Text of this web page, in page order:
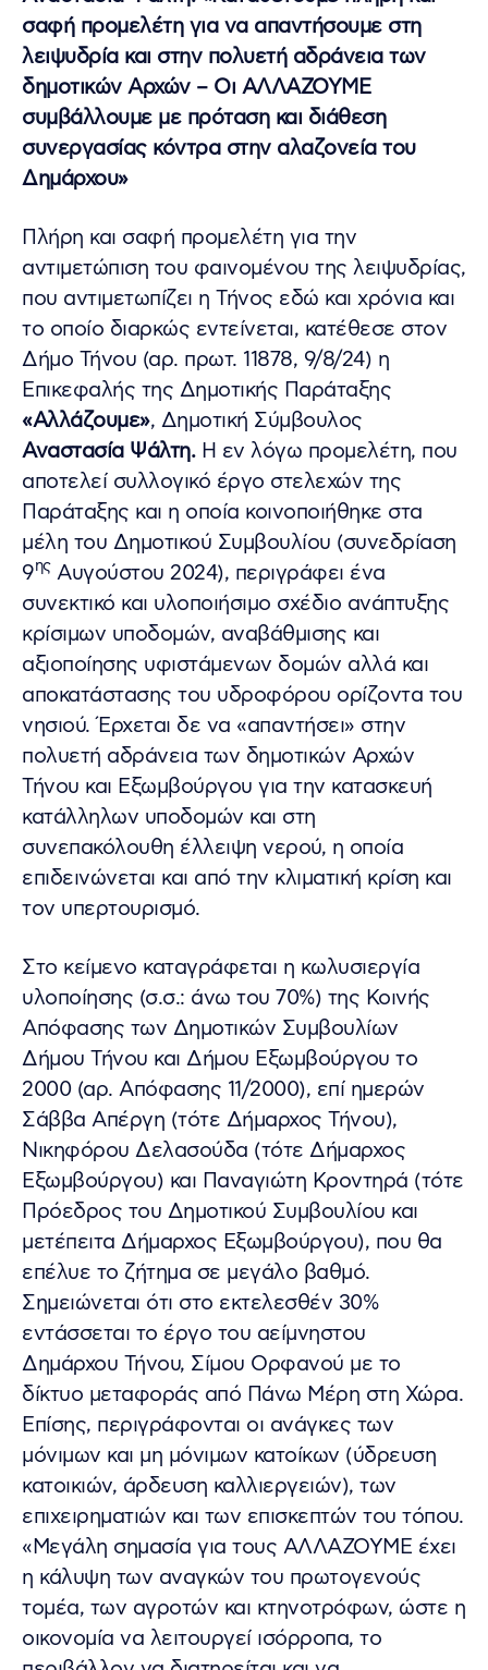
σαφή προμελέτη για να απαντήσουμε στη
λειψυδρία και στην πολυετή αδράνεια των
δημοτικών Αρχών – Οι ΑΛΛΑΖΟΥΜΕ
συμβάλλουμε με πρόταση και διάθεση
συνεργασίας κόντρα στην αλαζονεία του
Δημάρχου»
Πλήρη και σαφή προμελέτη για την
αντιμετώπιση του φαινομένου της λειψυδρίας,
που αντιμετωπίζει η Τήνος εδώ και χρόνια και
το οποίο διαρκώς εντείνεται, κατέθεσε στον
Δήμο Τήνου (αρ. πρωτ. 11878, 9/8/24) η
Επικεφαλής της Δημοτικής Παράταξης
«Αλλάζουμε», Δημοτική Σύμβουλος
Αναστασία Ψάλτη. Η εν λόγω προμελέτη, που
αποτελεί συλλογικό έργο στελεχών της
Παράταξης και η οποία κοινοποιήθηκε στα
μέλη του Δημοτικού Συμβουλίου (συνεδρίαση
9ηςΑυγούστου 2024), περιγράφει ένα
συνεκτικό και υλοποιήσιμο σχέδιο ανάπτυξης
κρίσιμων υποδομών, αναβάθμισης και
αξιοποίησης υφιστάμενων δομών αλλά και
αποκατάστασης του υδροφόρου ορίζοντα του
νησιού. Έρχεται δε να «απαντήσει» στην
πολυετή αδράνεια των δημοτικών Αρχών
Τήνου και Εξωμβούργου για την κατασκευή
κατάλληλων υποδομών και στη
συνεπακόλουθη έλλειψη νερού, η οποία
επιδεινώνεται και από την κλιματική κρίση και
τον υπερτουρισμό.
Στο κείμενο καταγράφεται η κωλυσιεργία
υλοποίησης (σ.σ.: άνω του 70%) της Κοινής
Απόφασης των Δημοτικών Συμβουλίων
Δήμου Τήνου και Δήμου Εξωμβούργου το
2000 (αρ. Απόφασης 11/2000), επί ημερών
Σάββα Απέργη (τότε Δήμαρχος Τήνου),
Νικηφόρου Δελασούδα (τότε Δήμαρχος
Εξωμβούργου) και Παναγιώτη Κροντηρά (τότε
Πρόεδρος του Δημοτικού Συμβουλίου και
μετέπειτα Δήμαρχος Εξωμβούργου), που θα
επέλυε το ζήτημα σε μεγάλο βαθμό.
Σημειώνεται ότι στο εκτελεσθέν 30%
εντάσσεται το έργο του αείμνηστου
Δημάρχου Τήνου, Σίμου Ορφανού με το
δίκτυο μεταφοράς από Πάνω Μέρη στη Χώρα.
Επίσης, περιγράφονται οι ανάγκες των
μόνιμων και μη μόνιμων κατοίκων (ύδρευση
κατοικιών, άρδευση καλλιεργειών), των
επιχειρηματιών και των επισκεπτών του τόπου.
«Μεγάλη σημασία για τους ΑΛΛΑΖΟΥΜΕ έχει
η κάλυψη των αναγκών του πρωτογενούς
τομέα, των αγροτών και κτηνοτρόφων, ώστε η
οικονομία να λειτουργεί ισόρροπα, το